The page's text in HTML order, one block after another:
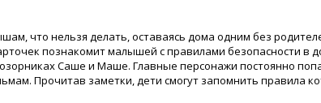
что нельзя делать, оставаясь дома одним без
познакомит малышей с правилами безопасности в
Саше и Маше. Главные персонажи постоянно
Прочитав заметки, дети смогут запомнить правила